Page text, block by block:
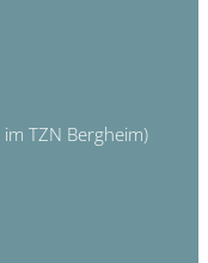
TZN Bergheim)